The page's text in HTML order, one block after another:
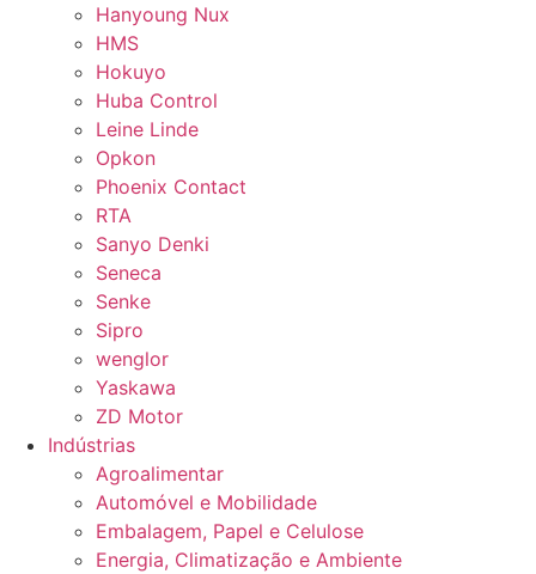
Hanyoung Nux
HMS
Hokuyo
Huba Control
Leine Linde
Opkon
Phoenix Contact
RTA
Sanyo Denki
Seneca
Senke
Sipro
wenglor
Yaskawa
ZD Motor
Indústrias
Agroalimentar
Automóvel e Mobilidade
Embalagem, Papel e Celulose
Energia, Climatização e Ambiente